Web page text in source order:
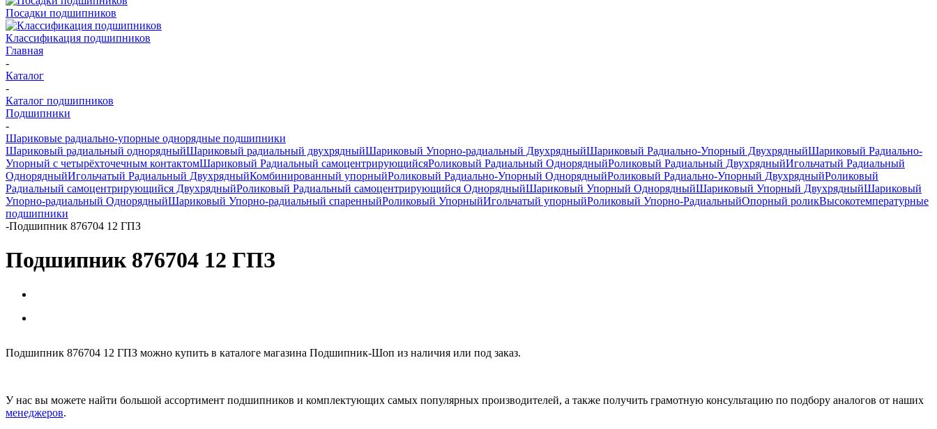
Посадки подшипников
Классификация подшипников
Главная
-
Каталог
-
Каталог подшипников
Подшипники
-
Шариковые радиально-упорные однорядные подшипники
Шариковый радиальный однорядныйШариковый радиальный двухрядныйШариковый Упорно-радиальный ДвухрядныйШариковый Радиально-Упорный ДвухрядныйШариковый Радиально-
Упорный с четырёхточечным контактомШариковый Радиальный самоцентрирующийсяРоликовый Радиальный ОднорядныйРоликовый Радиальный ДвухрядныйИгольчатый Радиальный
ОднорядныйИгольчатый Радиальный ДвухрядныйКомбинированный упорныйРоликовый Радиально-Упорный ОднорядныйРоликовый Радиально-Упорный ДвухрядныйРоликовый
Радиальный самоцентрирующийся ДвухрядныйРоликовый Радиальный самоцентрирующийся ОднорядныйШариковый Упорный ОднорядныйШариковый Упорный ДвухрядныйШариковый
Упорно-радиальный ОднорядныйШариковый Упорно-радиальный спаренныйРоликовый УпорныйИгольчатый упорныйРоликовый Упорно-РадиальныйОпорный роликВысокотемпературные
подшипники
-Подшипник 876704 12 ГПЗ
Подшипник 876704 12 ГПЗ
Подшипник 876704 12 ГПЗ можно купить в каталоге магазина Подшипник-Шоп из наличия или под заказ.
У нас вы можете найти большой ассортимент подшипников и комплектующих самых популярных производителей, а также получить грамотную консультацию по подбору аналогов от наших
менеджеров.